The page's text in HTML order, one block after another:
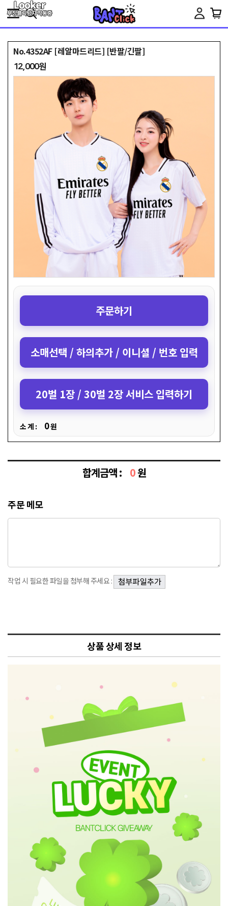
Toggle
No.4352AF [레알마드리드] [반팔/긴팔]
12,000원
주문하기
소매선택 / 하의추가 / 이니셜 / 번호 입력
20벌 1장 / 30벌 2장 서비스 입력하기
소 계 : 0원
합계금액 : 0원
주문 메모
작업 시 필요한 파일을 첨부해 주세요 :
상품 상세 정보